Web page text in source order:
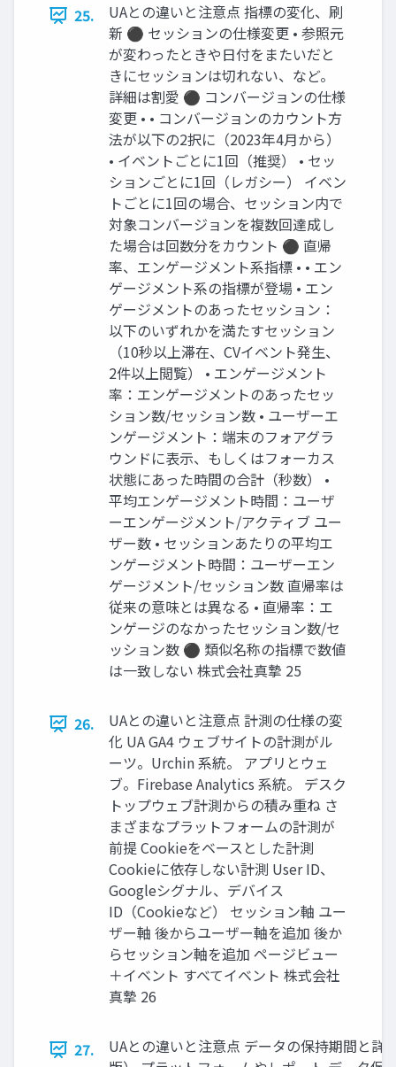
25.
UAとの違いと注意点 指標の変化、刷
新 ⚫ セッションの仕様変更 • 参照元
が変わったときや日付をまたいだと
きにセッションは切れない、など。
詳細は割愛 ⚫ コンバージョンの仕様
変更 • • コンバージョンのカウント方
法が以下の2択に（2023年4月から）
• イベントごとに1回（推奨） • セッ
ションごとに1回（レガシー） イベン
トごとに1回の場合、セッション内で
対象コンバージョンを複数回達成し
た場合は回数分をカウント ⚫ 直帰
率、エンゲージメント系指標 • • エン
ゲージメント系の指標が登場 • エン
ゲージメントのあったセッション：
以下のいずれかを満たすセッション
（10秒以上滞在、CVイベント発生、
2件以上閲覧） • エンゲージメント
率：エンゲージメントのあったセッ
ション数/セッション数 • ユーザーエ
ンゲージメント：端末のフォアグラ
ウンドに表示、もしくはフォーカス
状態にあった時間の合計（秒数） •
平均エンゲージメント時間：ユーザ
ーエンゲージメント/アクティブ ユー
ザー数 • セッションあたりの平均エ
ンゲージメント時間：ユーザーエン
ゲージメント/セッション数 直帰率は
従来の意味とは異なる • 直帰率：エ
ンゲージのなかったセッション数/セ
ッション数 ⚫ 類似名称の指標で数値
は一致しない 株式会社真摯 25
26.
UAとの違いと注意点 計測の仕様の変
化 UA GA4 ウェブサイトの計測がル
ーツ。Urchin 系統。 アプリとウェ
ブ。Firebase Analytics 系統。 デスク
トップウェブ計測からの積み重ね さ
まざまなプラットフォームの計測が
前提 Cookieをベースとした計測
Cookieに依存しない計測 User ID、
Googleシグナル、デバイス
ID（Cookieなど） セッション軸 ユー
ザー軸 後からユーザー軸を追加 後か
らセッション軸を追加 ページビュー
＋イベント すべてイベント 株式会社
真摯 26
27.
UAとの違いと注意点 データの保持期間と詳